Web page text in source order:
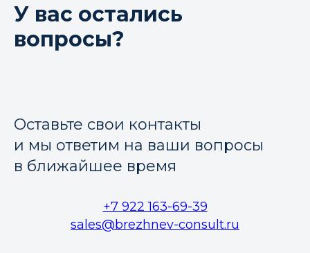
У вас остались
вопросы?
Оставьте свои контакты
и мы ответим на ваши вопросы
в ближайшее время
+7 922 163-69-39
sales@brezhnev-consult.ru